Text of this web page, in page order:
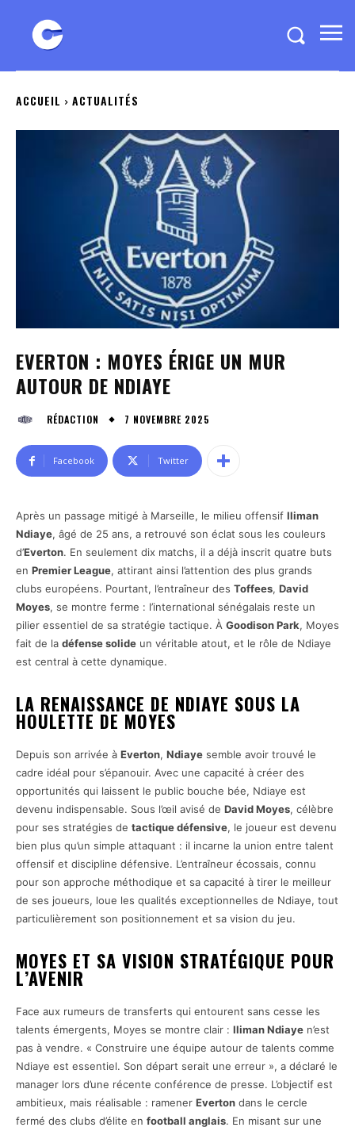
ACCUEIL ACTUALITÉS
EVERTON : MOYES ÉRIGE UN MUR
AUTOUR DE NDIAYE
RÉDACTION 7 NOVEMBRE 2025
Facebook Twitter
Après un passage mitigé à Marseille, le milieu offensif Iliman
Ndiaye, âgé de 25 ans, a retrouvé son éclat sous les couleurs
d’Everton. En seulement dix matchs, il a déjà inscrit quatre buts
en Premier League, attirant ainsi l’attention des plus grands
clubs européens. Pourtant, l’entraîneur des Toffees, David
Moyes, se montre ferme : l’international sénégalais reste un
pilier essentiel de sa stratégie tactique. À Goodison Park, Moyes
fait de la défense solide un véritable atout, et le rôle de Ndiaye
est central à cette dynamique.
LA RENAISSANCE DE NDIAYE SOUS LA
HOULETTE DE MOYES
Depuis son arrivée à Everton, Ndiaye semble avoir trouvé le
cadre idéal pour s’épanouir. Avec une capacité à créer des
opportunités qui laissent le public bouche bée, Ndiaye est
devenu indispensable. Sous l’œil avisé de David Moyes, célèbre
pour ses stratégies de tactique défensive, le joueur est devenu
bien plus qu’un simple attaquant : il incarne la union entre talent
offensif et discipline défensive. L’entraîneur écossais, connu
pour son approche méthodique et sa capacité à tirer le meilleur
de ses joueurs, loue les qualités exceptionnelles de Ndiaye, tout
particulièrement son positionnement et sa vision du jeu.
MOYES ET SA VISION STRATÉGIQUE POUR
L’AVENIR
Face aux rumeurs de transferts qui entourent sans cesse les
talents émergents, Moyes se montre clair : Iliman Ndiaye n’est
pas à vendre. « Construire une équipe autour de talents comme
Ndiaye est essentiel. Son départ serait une erreur », a déclaré le
manager lors d’une récente conférence de presse. L’objectif est
ambitieux, mais réalisable : ramener Everton dans le cercle
fermé des clubs d’élite en football anglais. En misant sur une